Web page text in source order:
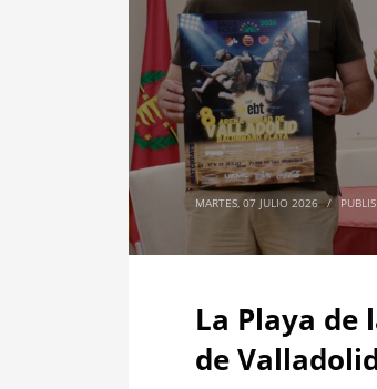
MARTES, 07 JULIO 2026 /
La Playa de
de